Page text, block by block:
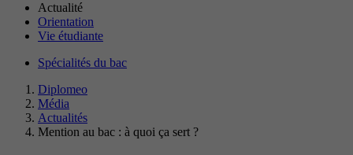
Actualité
Orientation
Vie étudiante
Spécialités du bac
Diplomeo
Média
Actualités
Mention au bac : à quoi ça sert ?